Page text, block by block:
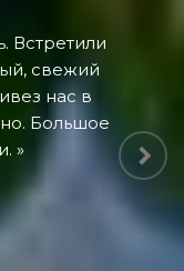
Встретили
свежий
нас в
Большое